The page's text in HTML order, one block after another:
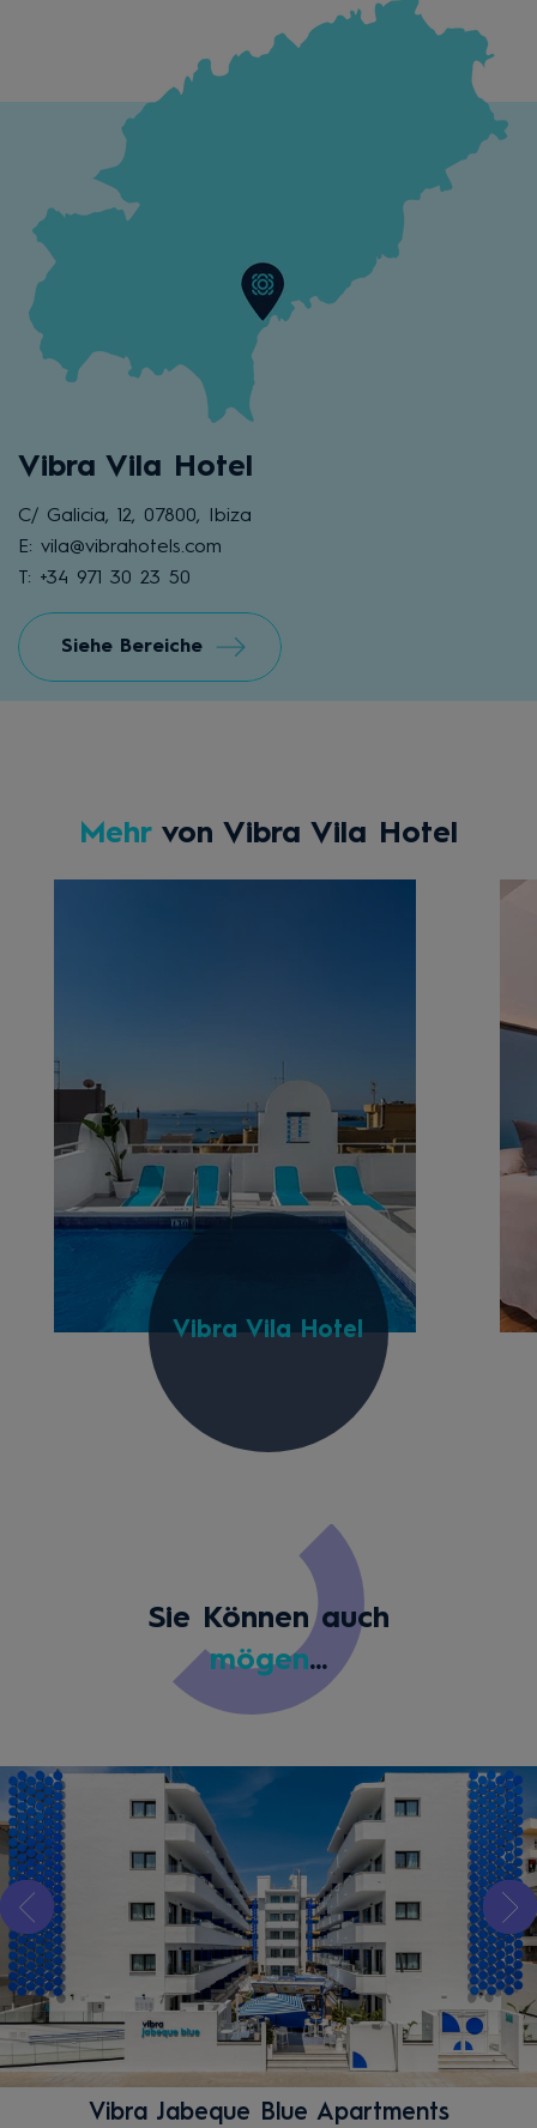
Vibra Vila Hotel
C/ Galicia, 12, 07800, Ibiza
E: vila@vibrahotels.com
T: +34 971 30 23 50
Siehe Bereiche
Mehrvon Vibra Vila Hotel
Vibra Vila Hotel
Sie Können auch
mögen...
Vibra Jabeque Blue Apartments